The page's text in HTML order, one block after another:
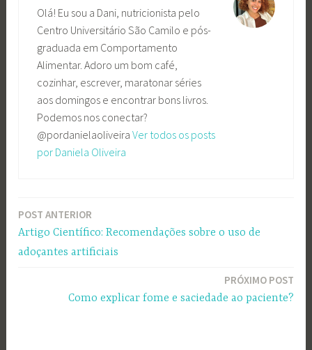
Olá! Eu sou a Dani, nutricionista pelo
Centro Universitário São Camilo e pós-
graduada em Comportamento
Alimentar. Adoro um bom café,
cozinhar, escrever, maratonar séries
aos domingos e encontrar bons livros.
Podemos nos conectar?
@pordanielaoliveira Ver todos os posts
por Daniela Oliveira
Navegação
de
POST ANTERIOR
Artigo Científico: Recomendações sobre o uso de
adoçantes artificiais
PRÓXIMO POST
Como explicar fome e saciedade ao paciente?